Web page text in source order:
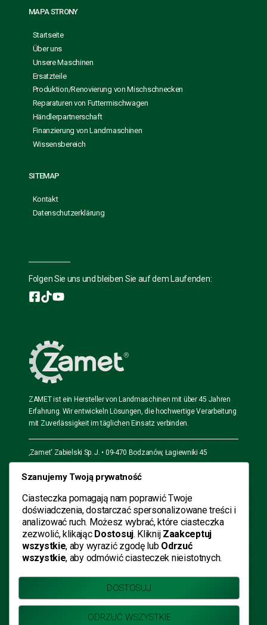
MAPA STRONY
Startseite
Über uns
Unsere Maschinen
Ersatzteile
Produktion/Renovierung von Mischschnecken
Reparaturen von Futtermischwagen
Händlerpartnerschaft
Finanzierung von Landmaschinen
Wissensbereich
SITEMAP
Kontakt
Datenschutzerklärung
Folgen Sie uns und bleiben Sie auf dem Laufenden:
ZAMET ist ein Hersteller von Landmaschinen mit über 45 Jahren
Erfahrung. Wir entwickeln Lösungen, die hochwertige Verarbeitung
mit Zuverlässigkeit im täglichen Einsatz verbinden.
‚Zamet‘ Zabielski Sp. J. • 09-470 Bodzanów, Łagiewniki 45
Öffnungszeiten
7:00-15:00 Geschlossen Geschlossen
+48 576 956 035
(EN) +48 730 801 622
Alle Rechte vorbehalten © 2026 ZAMET Zabielski Sp. J.
Szanujemy Twoją prywatność
Ciasteczka pomagają nam poprawić Twoje
doświadczenia, dostarczać spersonalizowane treści i
analizować ruch. Możesz wybrać, które ciasteczka
zezwolić, klikając Dostosuj. Kliknij Zaakceptuj
wszystkie, aby wyrazić zgodę lub Odrzuć
wszystkie, aby odmówić ciasteczek nieistotnych.
DOSTOSUJ
ODRZUĆ WSZYSTKIE